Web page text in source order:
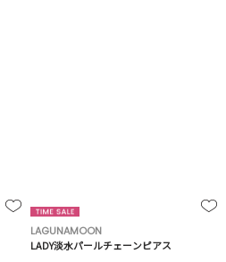
LAGUNAMOON
LADY淡水パールチェーンピアス